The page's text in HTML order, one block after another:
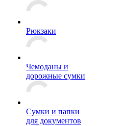
Рюкзаки
Чемоданы и
дорожные сумки
Сумки и папки
для документов